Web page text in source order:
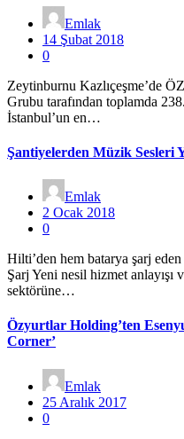
Emlak
14 Şubat 2018
0
Zeytinburnu Kazlıçeşme’de
Grubu tarafından toplamda
İstanbul’un en…
Şantiyelerden Müzik Sesleri
Emlak
2 Ocak 2018
0
Hilti’den hem batarya şarj
Şarj Yeni nesil hizmet
sektörüne…
Özyurtlar Holding’ten
Corner’
Emlak
25 Aralık 2017
0